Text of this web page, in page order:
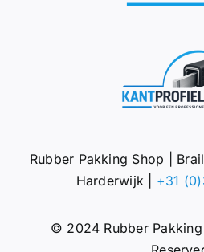
Rubber Pakking Shop |
Harderwijk | +31
© 2024 Rubber